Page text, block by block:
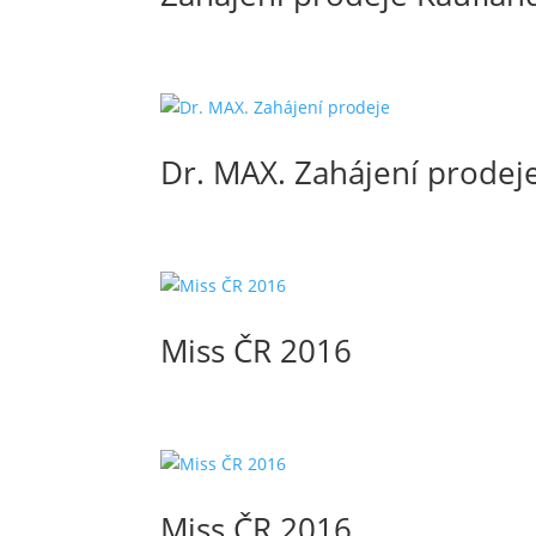
Dr. MAX. Zahájení
Miss ČR 2016